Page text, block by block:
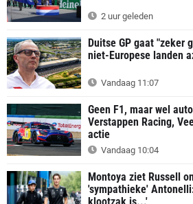
2 uur geleden
Duitse GP gaat "zeker
niet-Europese landen
Vandaag 11:07
Geen F1, maar wel
Verstappen Racing,
actie
Vandaag 10:04
Montoya ziet Russell
'sympathieke'